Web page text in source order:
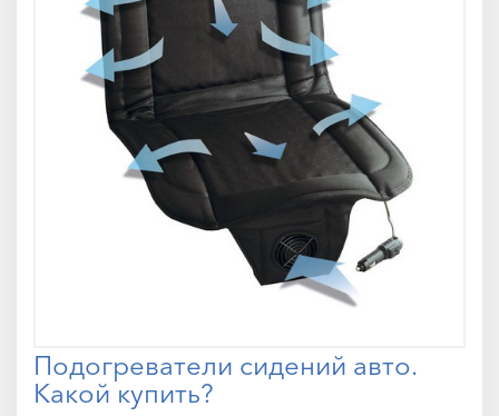
Подогреватели сидений авто.
Какой купить?